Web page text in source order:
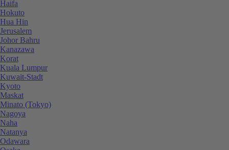
Haifa
Hokuto
Hua Hin
Jerusalem
Johor Bahru
Kanazawa
Korat
Kuala Lumpur
Kuwait-Stadt
Kyoto
Maskat
Minato (Tokyo)
Nagoya
Naha
Natanya
Odawara